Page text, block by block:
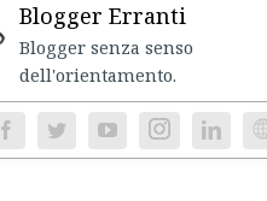
Blogger Erranti
Blogger senza senso
Instagram